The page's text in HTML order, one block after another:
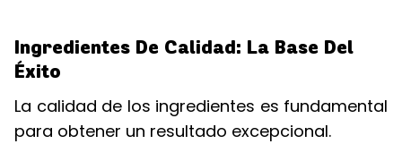
Ingredientes De Calidad: La Base Del
Éxito
La calidad de los ingredientes es fundamental
para obtener un resultado excepcional.